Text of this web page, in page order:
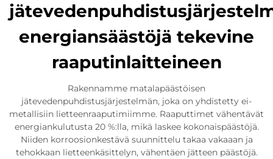
energiansäästöjä tekevine
raaputinlaitteineen
Rakennamme matalapäästöisen
jätevedenpuhdistusjärjestelmän, joka on yhdistetty ei-
metallisiin lietteenraaputimiimme. Raaputtimet vähentävät
energiankulutusta 20 %:lla, mikä laskee kokonaispäästöjä.
Niiden korroosionkestävä suunnittelu takaa vakaaan ja
tehokkaan lietteenkäsittelyn, vähentäen jätteen päästöjä.